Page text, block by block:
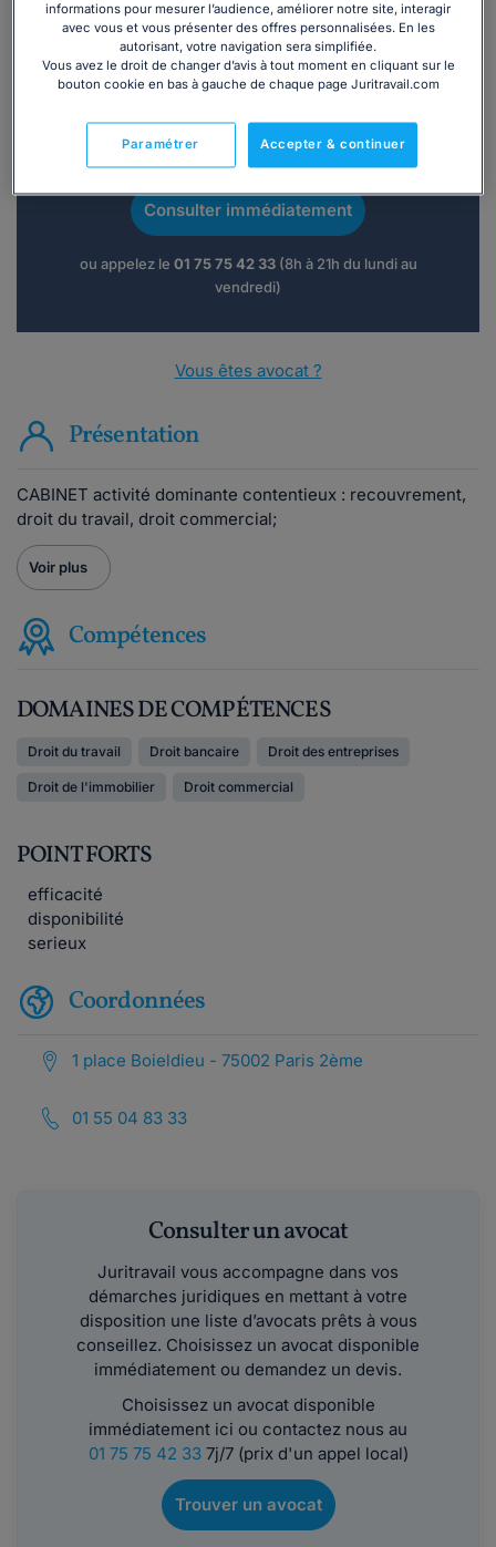
Vous souhaitez une consultation par
téléphone ?
Consulter immédiatement
ou appelez le 01 75 75 42 33(8h à 21h du lundi au
vendredi)
Vous êtes avocat ?
Présentation
CABINET activité dominante contentieux : recouvrement,
droit du travail, droit commercial;
Voir plus
Compétences
DOMAINES DE COMPÉTENCES
Droit du travail Droit bancaire Droit des entreprises
Droit de l'immobilier Droit commercial
POINT FORTS
efficacité
disponibilité
serieux
Coordonnées
1 place Boieldieu - 75002 Paris 2ème
01 55 04 83 33
Consulter un avocat
Juritravail vous accompagne dans vos
démarches juridiques en mettant à votre
disposition une liste d’avocats prêts à vous
conseillez. Choisissez un avocat disponible
immédiatement ou demandez un devis.
Choisissez un avocat disponible
immédiatement ici ou contactez nous au
01 75 75 42 337j/7 (prix d'un appel local)
Trouver un avocat
informations pour mesurer l’audience, améliorer notre site, interagir
avec vous et vous présenter des offres personnalisées. En les
autorisant, votre navigation sera simplifiée.
Vous avez le droit de changer d’avis à tout moment en cliquant sur le
bouton cookie en bas à gauche de chaque page Juritravail.com
Accepter & continuer
Paramétrer